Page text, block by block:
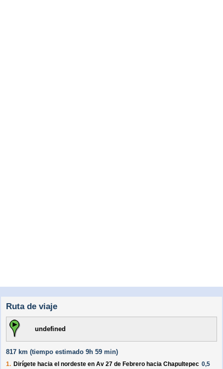
Ruta de viaje
undefined
817 km (tiempo estimado 9h 59 min)
1. Dirígete hacia el nordeste en Av 27 de Febrero hacia Chapultepec 0,5